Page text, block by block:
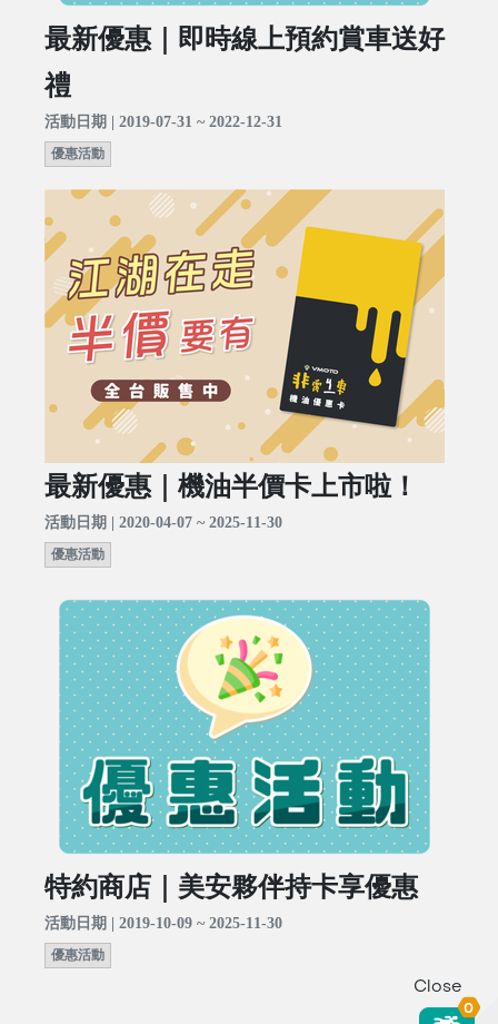
最新優惠｜即時線上預約賞車送好
禮
活動日期 | 2019-07-31 ~ 2022-12-31
優惠活動
最新優惠｜機油半價卡上市啦！
活動日期 | 2020-04-07 ~ 2025-11-30
優惠活動
特約商店｜美安夥伴持卡享優惠
活動日期 | 2019-10-09 ~ 2025-11-30
優惠活動
Close
0